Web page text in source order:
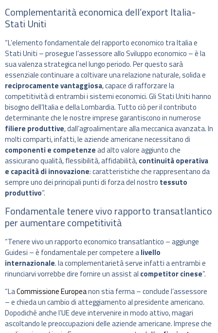
Complementarità economica dell’export Italia-
Stati Uniti
“L’elemento fondamentale del rapporto economico tra Italia e
Stati Uniti – prosegue l’assessore allo Sviluppo economico – è la
sua valenza strategica nel lungo periodo. Per questo sarà
essenziale continuare a coltivare una relazione naturale, solida e
reciprocamente vantaggiosa, capace di rafforzare la
competitività di entrambi i sistemi economici. Gli Stati Uniti hanno
bisogno dell’Italia e della Lombardia. Tutto ciò per il contributo
determinante che le nostre imprese garantiscono in numerose
filiere produttive, dall’agroalimentare alla meccanica avanzata. In
molti comparti, infatti, le aziende americane necessitano di
componenti e competenzead alto valore aggiunto che
assicurano qualità, flessibilità, affidabilità,continuità operativa
e capacità di innovazione: caratteristiche che rappresentano da
sempre uno dei principali punti di forza del nostro tessuto
produttivo”.
Fondamentale tenere vivo rapporto transatlantico
per aumentare competitività
“Tenere vivo un rapporto economico transatlantico – aggiunge
Guidesi – è fondamentale per competere alivello
internazionale. la complementarietà serve infatti a entrambi e
rinunciarvi vorrebbe dire fornire un assist al competitor cinese”.
“LaCommissione Europeanon stia ferma – conclude l’assessore
– e chieda un cambio di atteggiamento al presidente americano.
Dopodiché anche l’UE deve intervenire in modo attivo, magari
ascoltando le preoccupazioni delle aziende americane. Imprese che